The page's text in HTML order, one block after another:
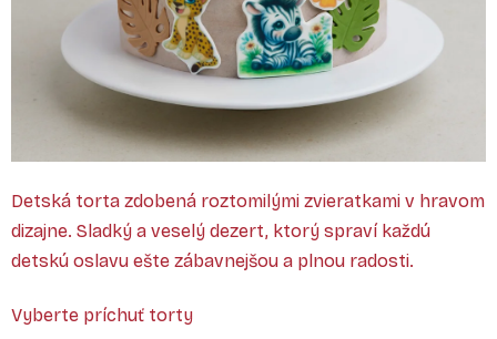
Detská torta zdobená roztomilými zvieratkami v hravom
dizajne. Sladký a veselý dezert, ktorý spraví každú
detskú oslavu ešte zábavnejšou a plnou radosti.
Vyberte príchuť torty